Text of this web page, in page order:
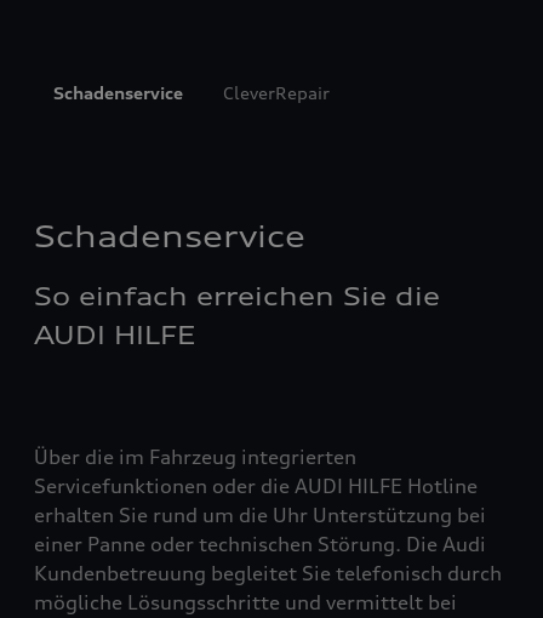
Schadenservice CleverRepair
Schadenservice
So einfach erreichen Sie die
AUDI HILFE
Über die im Fahrzeug integrierten
Servicefunktionen oder die AUDI HILFE Hotline
erhalten Sie rund um die Uhr Unterstützung bei
einer Panne oder technischen Störung. Die Audi
Kundenbetreuung begleitet Sie telefonisch durch
mögliche Lösungsschritte und vermittelt bei